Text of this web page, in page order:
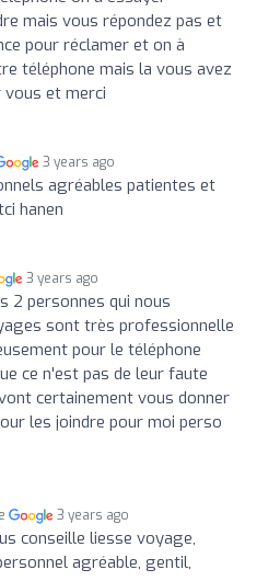
mais vous répondez pas et
pour réclamer et on à
téléphone mais la vous avez
vous et merci
3 years ago
agréables patientes et
hanen
3 years ago
2 personnes qui nous
sont très professionnelle
pour le téléphone
ce n'est pas de leur faute
certainement vous donner
les joindre pour moi perso
3 years ago
conseille liesse voyage,
agréable, gentil,